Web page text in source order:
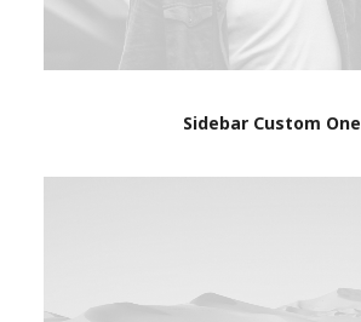
Sidebar Custom One